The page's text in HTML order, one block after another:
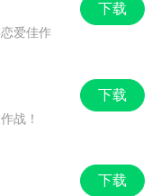
更流畅
下载
爱佳作
下载
战！
下载